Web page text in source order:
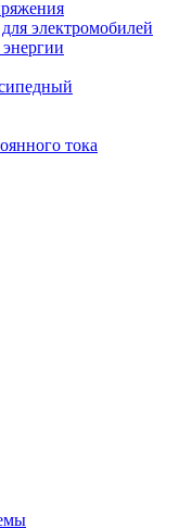
электромобилей
тока